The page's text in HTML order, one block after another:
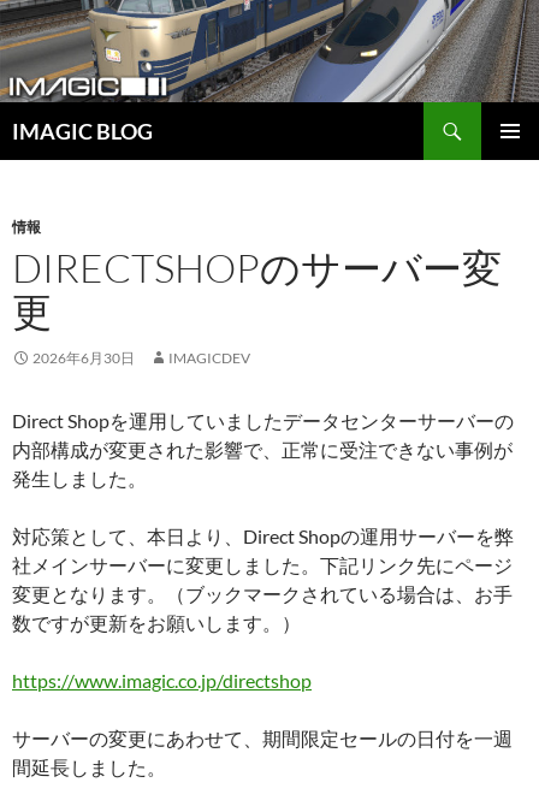
コ
ン
テ
ン
ツ
へ
キ
IMAGIC BLOG
索
情報
DIRECTSHOPのサーバー変
更
2026年6月30日 IMAGICDEV
Direct Shopを運用していましたデータセンターサーバーの
内部構成が変更された影響で、正常に受注できない事例が
発生しました。
対応策として、本日より、Direct Shopの運用サーバーを弊
社メインサーバーに変更しました。下記リンク先にページ
変更となります。（ブックマークされている場合は、お手
数ですが更新をお願いします。）
https://www.imagic.co.jp/directshop
サーバーの変更にあわせて、期間限定セールの日付を一週
間延長しました。